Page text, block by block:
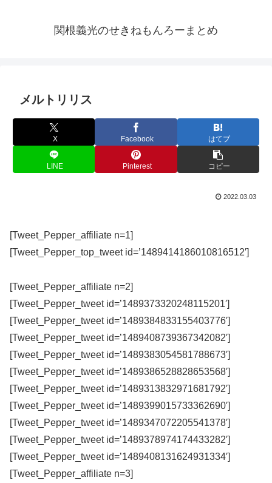
関根義光のせきねもんろーまとめ
メルトリリス
X Facebook はてブ
LINE Pinterest コピー
2022.03.03
[Tweet_Pepper_affiliate n=1]
[Tweet_Pepper_top_tweet id=’1489414186010816512′]
[Tweet_Pepper_affiliate n=2]
[Tweet_Pepper_tweet id=’1489373320248115201′]
[Tweet_Pepper_tweet id=’1489384833155403776′]
[Tweet_Pepper_tweet id=’1489408739367342082′]
[Tweet_Pepper_tweet id=’1489383054581788673′]
[Tweet_Pepper_tweet id=’1489386528828653568′]
[Tweet_Pepper_tweet id=’1489313832971681792′]
[Tweet_Pepper_tweet id=’1489399015733362690′]
[Tweet_Pepper_tweet id=’1489347072205541378′]
[Tweet_Pepper_tweet id=’1489378974174433282′]
[Tweet_Pepper_tweet id=’1489408131624931334′]
[Tweet_Pepper_affiliate n=3]